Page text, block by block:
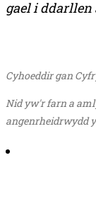
gael i
Cyhoeddir gan
Nid yw'r farn a
angenrheidrwydd